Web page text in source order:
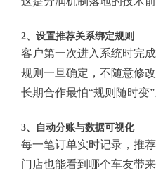
2、设置推荐关系绑定规则
客户第一次进入系统时完
规则一旦确定，不随意修改
长期合作最怕“规则随时变”
3、自动分账与数据可视化
每一笔订单实时记录，推
门店也能看到哪个车友带来